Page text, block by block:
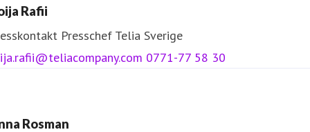
Rafii
Presschef Telia Sverige
0771-77 58 30
Rosman